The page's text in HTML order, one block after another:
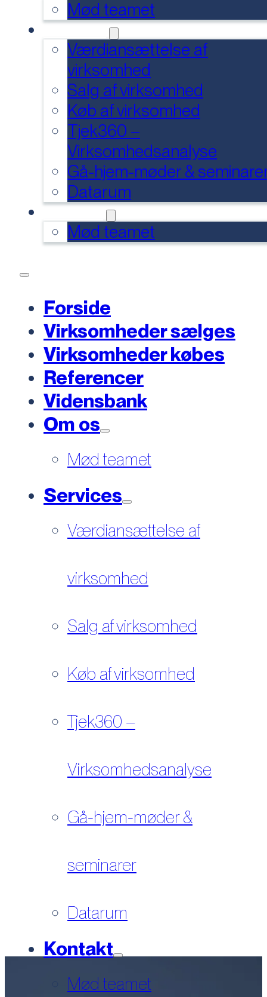
Mød teamet
Værdiansættelse af
virksomhed
Salg af virksomhed
Køb af virksomhed
Tjek360 –
Virksomhedsanalyse
Gå-hjem-møder &
Datarum
Mød teamet
Forside
Virksomheder sælges
Virksomheder købes
Referencer
Vidensbank
Om os
Mød teamet
Services
Værdiansættelse af
virksomhed
Salg af virksomhed
Køb af virksomhed
Tjek360 –
Virksomhedsanalyse
Gå-hjem-møder &
seminarer
Datarum
Kontakt
Mød teamet